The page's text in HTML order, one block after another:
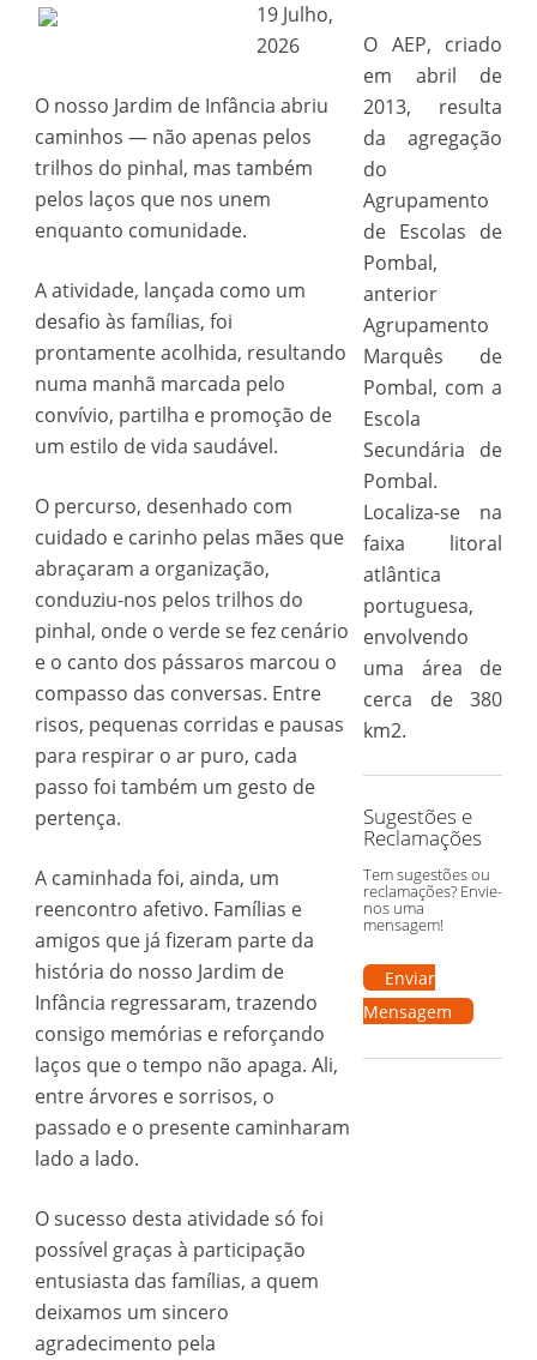
19 Julho,
2026
O nosso Jardim de Infância abriu
caminhos — não apenas pelos
trilhos do pinhal, mas também
pelos laços que nos unem
enquanto comunidade.
A atividade, lançada como um
desafio às famílias, foi
prontamente acolhida, resultando
numa manhã marcada pelo
convívio, partilha e promoção de
um estilo de vida saudável.
O percurso, desenhado com
cuidado e carinho pelas mães que
abraçaram a organização,
conduziu-nos pelos trilhos do
pinhal, onde o verde se fez cenário
e o canto dos pássaros marcou o
compasso das conversas. Entre
risos, pequenas corridas e pausas
para respirar o ar puro, cada
passo foi também um gesto de
pertença.
A caminhada foi, ainda, um
reencontro afetivo. Famílias e
amigos que já fizeram parte da
história do nosso Jardim de
Infância regressaram, trazendo
consigo memórias e reforçando
laços que o tempo não apaga. Ali,
entre árvores e sorrisos, o
passado e o presente caminharam
lado a lado.
O sucesso desta atividade só foi
possível graças à participação
entusiasta das famílias, a quem
deixamos um sincero
agradecimento pela
O AEP, criado
em abril de
2013, resulta
da agregação
do
Agrupamento
de Escolas de
Pombal,
anterior
Agrupamento
Marquês de
Pombal, com a
Escola
Secundária de
Pombal.
Localiza-se na
faixa litoral
atlântica
portuguesa,
envolvendo
uma área de
cerca de 380
km2.
Sugestões e
Reclamações
Tem sugestões ou
reclamações? Envie-
nos uma
mensagem!
Enviar
Mensagem